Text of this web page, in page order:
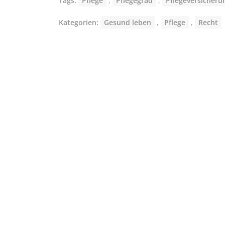
Kategorien: Gesund leben , Pflege , Recht